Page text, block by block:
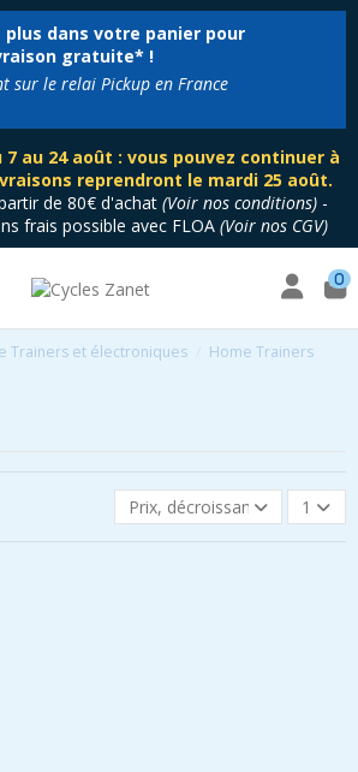
dans votre panier pour
gratuite* !
sur le relai Pickup en France
7 au 24 août : vous pouvez continuer à
reprendront le mardi 25 août.
de 80€ d'achat (Voir nos conditions)-
frais possible avec FLOA (Voir nos CGV)
0
Trainers et électroniques
Home Trainers
Prix, décroissant 1